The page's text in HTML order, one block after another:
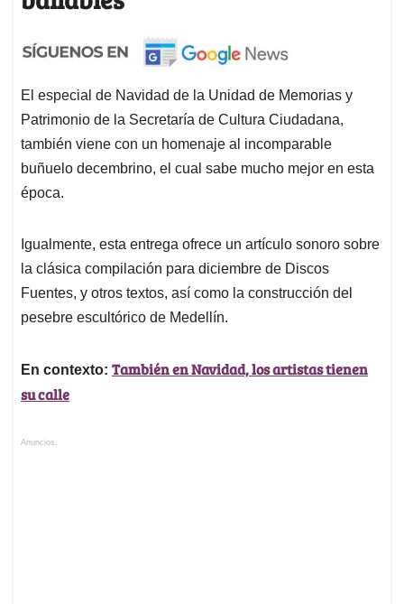
El especial de Navidad de la Unidad de Memorias y
Patrimonio de la Secretaría de Cultura Ciudadana,
también viene con un homenaje al incomparable
buñuelo decembrino, el cual sabe mucho mejor en esta
época.
Igualmente, esta entrega ofrece un artículo sonoro sobre
la clásica compilación para diciembre de Discos
Fuentes, y otros textos, así como la construcción del
pesebre escultórico de Medellín.
En contexto: También en Navidad, los artistas tienen
su calle
Anuncios.